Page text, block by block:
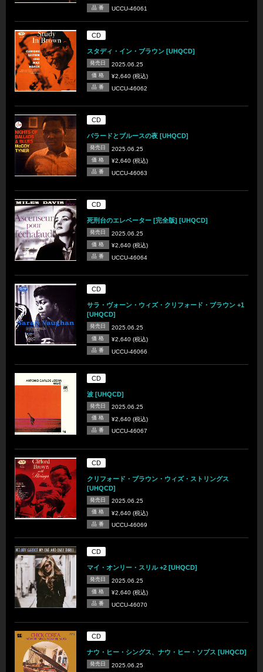
品 番 UCCU-46061
CD
スタディ・イン・ブラウン [UHQCD]
発売日 2025.06.25
価 格 ¥2,640 (税込)
品 番 UCCU-46062
CD
バラードとブルースの夜 [UHQCD]
発売日 2025.06.25
価 格 ¥2,640 (税込)
品 番 UCCU-46063
CD
死刑台のエレベーター [完全版] [UHQCD]
発売日 2025.06.25
価 格 ¥2,640 (税込)
品 番 UCCU-46064
CD
サラ・ヴォーン・ウィズ・クリフォード・ブラウン +1
[UHQCD]
発売日 2025.06.25
価 格 ¥2,640 (税込)
品 番 UCCU-46066
CD
波 [UHQCD]
発売日 2025.06.25
価 格 ¥2,640 (税込)
品 番 UCCU-46067
CD
クリフォード・ブラウン・ウィズ・ストリングス
[UHQCD]
発売日 2025.06.25
価 格 ¥2,640 (税込)
品 番 UCCU-46069
CD
マイ・オンリー・スリル +2 [UHQCD]
発売日 2025.06.25
価 格 ¥2,640 (税込)
品 番 UCCU-46070
CD
ナウ・ヒー・シングス、ナウ・ヒー・ソブス [UHQCD]
発売日 2025.06.25